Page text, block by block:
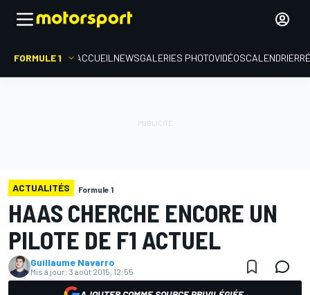
FORMULE 1 ACCUEIL NEWSGALERIES PHOTOVIDÉOSCALENDRIER
ACTUALITÉS Formule 1
HAAS CHERCHE ENCORE UN
PILOTE DE F1 ACTUEL
Guillaume Navarro
Mis à jour: 3 août 2015, 12:55